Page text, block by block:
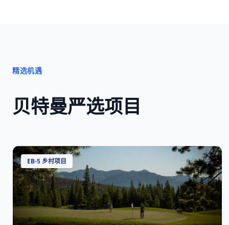
精选机遇
贝特曼严选项目
EB-5 乡村项目